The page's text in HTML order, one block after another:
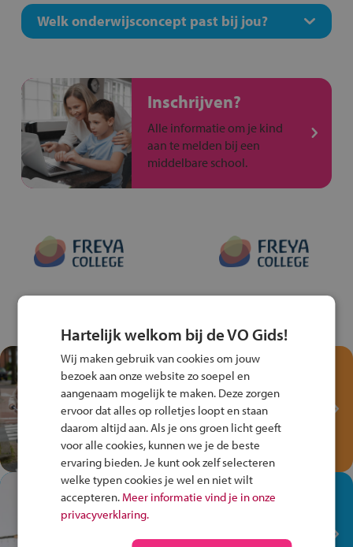
Welk onderwijsconcept past bij jou?
Inschrijven?
Alle informatie om je kind
aan te melden bij een
middelbare school.
Test je kennis met het
Fiets Veilig
Verkeersspel!
Speel het Fiets Veilig Verkeersspel
en win een Cortina-fiets!
In de winkel ben je op je
plek!
Ontdek via het vmbo jouw talent
Hartelijk welkom bij de VO Gids!
Wij maken gebruik van cookies om jouw
bezoek aan onze website zo soepel en
aangenaam mogelijk te maken. Deze zorgen
ervoor dat alles op rolletjes loopt en staan
daarom altijd aan. Als je ons groen licht geeft
voor alle cookies, kunnen we je de beste
ervaring bieden. Je kunt ook zelf selecteren
welke typen cookies je wel en niet wilt
accepteren. Meer informatie vind je in onze
privacyverklaring.